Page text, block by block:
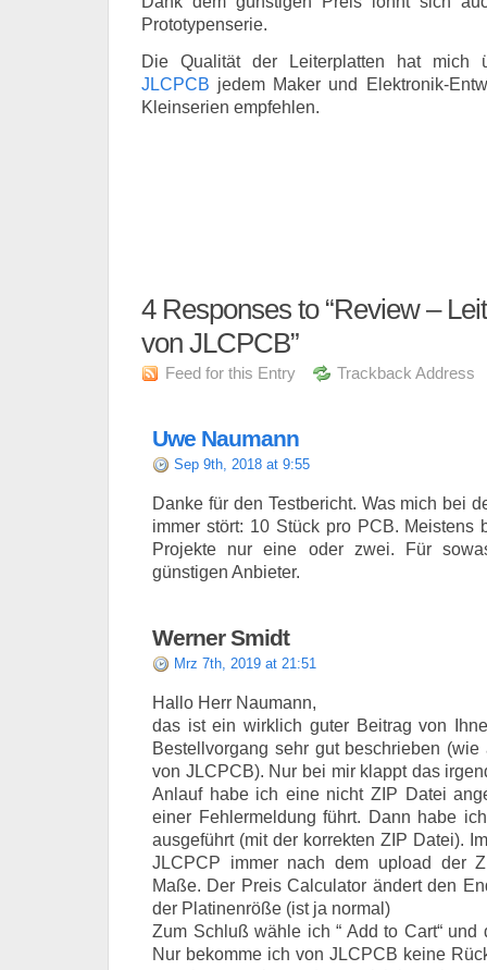
Prototypenserie.
Die Qualität der Leiterplatten hat mich
JLCPCB jedem Maker und Elektronik-
Kleinserien empfehlen.
4 Responses to “Review –
von JLCPCB”
Feed for this Entry Trackback Address
Uwe Naumann
Sep 9th, 2018 at 9:55
Danke für den Testbericht. Was mich bei
immer stört: 10 Stück pro PCB. Meistens
Projekte nur eine oder zwei. Für
günstigen Anbieter.
Werner Smidt
Mrz 7th, 2019 at 21:51
Hallo Herr Naumann,
das ist ein wirklich guter Beitrag von
Bestellvorgang sehr gut beschrieben
von JLCPCB). Nur bei mir klappt das
Anlauf habe ich eine nicht ZIP Datei
einer Fehlermeldung führt. Dann habe
ausgeführt (mit der korrekten ZIP Datei).
JLCPCP immer nach dem upload der
Maße. Der Preis Calculator ändert den
der Platinenröße (ist ja normal)
Zum Schluß wähle ich “ Add to Cart“ und
Nur bekomme ich von JLCPCB keine